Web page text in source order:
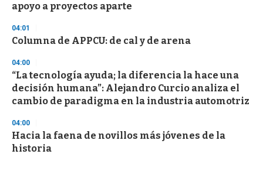
apoyo a proyectos aparte
04:01
Columna de APPCU: de cal y de arena
04:00
“La tecnología ayuda; la diferencia la hace una
decisión humana”: Alejandro Curcio analiza el
cambio de paradigma en la industria automotriz
04:00
Hacia la faena de novillos más jóvenes de la
historia